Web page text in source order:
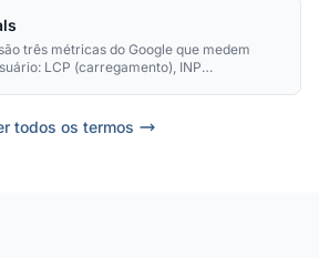
três métricas do Google que medem
LCP (carregamento), INP
todos os termos